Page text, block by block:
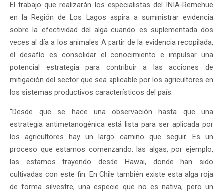
El trabajo que realizarán los especialistas del INIA-Remehue
en la Región de Los Lagos aspira a suministrar evidencia
sobre la efectividad del alga cuando es suplementada dos
veces al día a los animales A partir de la evidencia recopilada,
el desafío es consolidar el conocimiento e impulsar una
potencial estrategia para contribuir a las acciones de
mitigación del sector que sea aplicable por los agricultores en
los sistemas productivos característicos del país.
“Desde que se hace una observación hasta que una
estrategia antimetanogénica está lista para ser aplicada por
los agricultores hay un largo camino que seguir. Es un
proceso que estamos comenzando: las algas, por ejemplo,
las estamos trayendo desde Hawai, donde han sido
cultivadas con este fin. En Chile también existe esta alga roja
de forma silvestre, una especie que no es nativa, pero un